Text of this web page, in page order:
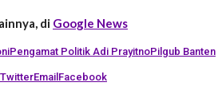
di Google News
Pengamat Politik Adi PrayitnoPilgub Banten
TwitterEmail Facebook